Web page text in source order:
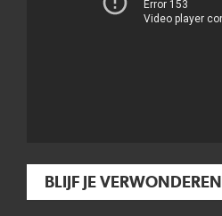
BLIJF JE VERWONDEREN